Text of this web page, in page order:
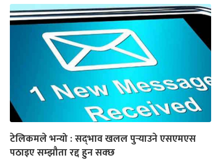
टेलिकमले भन्यो : सद्‍भाव खलल पुर्‍याउने एसएमएस
पठाइए सम्झौता रद्द हुन सक्छ